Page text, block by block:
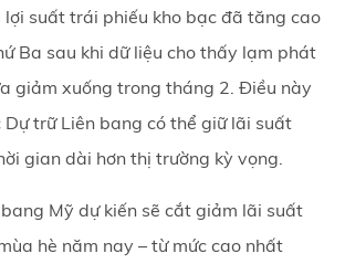
lợi suất trái phiếu kho bạc đã tăng cao
Ba sau khi dữ liệu cho thấy lạm phát
giảm xuống trong tháng 2. Điều này
Dự trữ Liên bang có thể giữ lãi suất
gian dài hơn thị trường kỳ vọng.
Mỹ dự kiến sẽ cắt giảm lãi suất
hè năm nay – từ mức cao nhất